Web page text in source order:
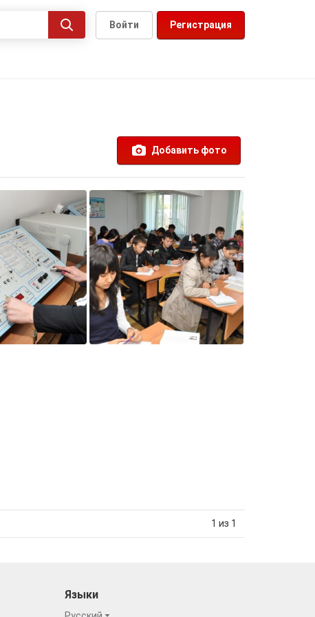
Регистрация
Войти
Добавить фото
1 из 1
Языки